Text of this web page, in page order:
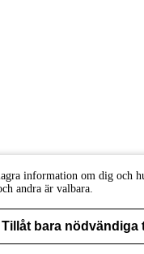
information om dig och
andra är valbara.
Tillåt bara nödvändiga